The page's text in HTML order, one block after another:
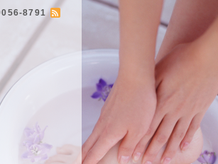
8791